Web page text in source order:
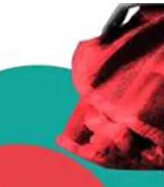
LEGGI ANCHE
Trentino.
gialla su